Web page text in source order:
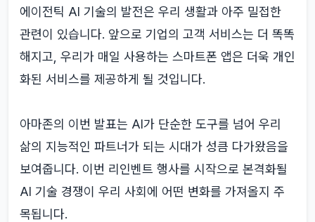
에이전틱 AI 기술의 발전은 우리 생활과 아주 밀접한
관련이 있습니다. 앞으로 기업의 고객 서비스는 더 똑똑
해지고, 우리가 매일 사용하는 스마트폰 앱은 더욱 개인
화된 서비스를 제공하게 될 것입니다.
아마존의 이번 발표는 AI가 단순한 도구를 넘어 우리
삶의 지능적인 파트너가 되는 시대가 성큼 다가왔음을
보여줍니다. 이번 리인벤트 행사를 시작으로 본격화될
AI 기술 경쟁이 우리 사회에 어떤 변화를 가져올지 주
목됩니다.